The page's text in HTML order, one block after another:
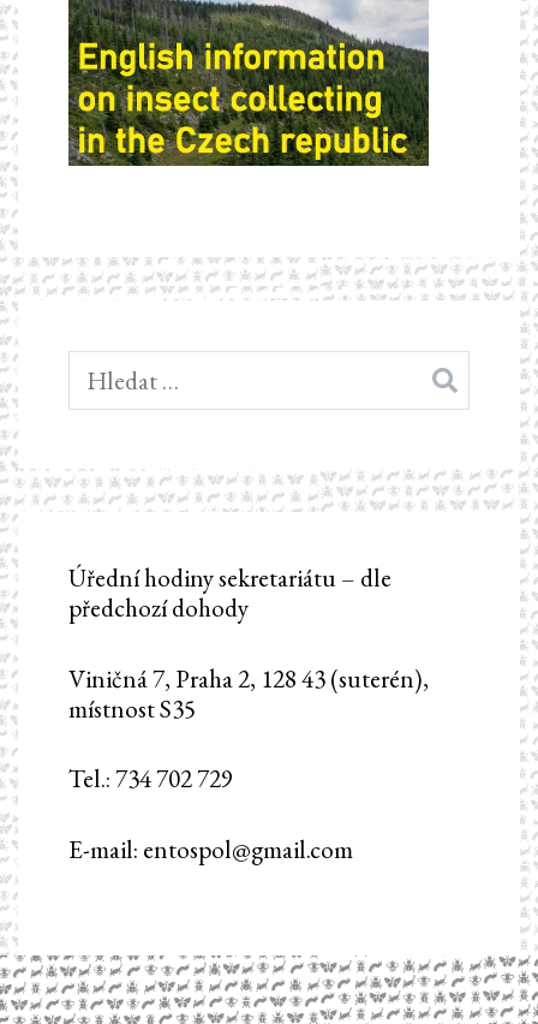
Vyhledávání
Úřední hodiny sekretariátu – dle
předchozí dohody
Viničná 7, Praha 2, 128 43 (suterén),
místnost S35
Tel.: 734 702 729
E-mail: entospol@gmail.com